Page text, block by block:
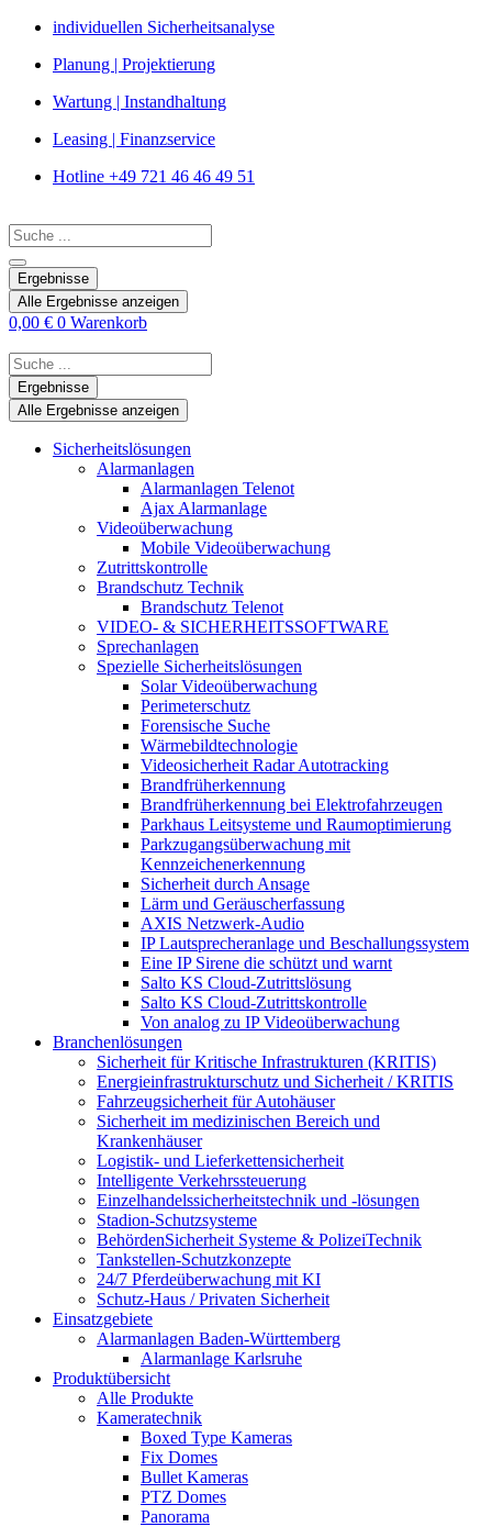
Zum
springen
individuellen Sicherheitsanalyse
Planung | Projektierung
Wartung | Instandhaltung
Leasing | Finanzservice
Hotline +49 721 46 46 49 51
Search
...
Ergebnisse
Alle Ergebnisse anzeigen
0,00 € 0 Warenkorb
Search
...Ergebnisse
Alle Ergebnisse anzeigen
Sicherheitslösungen
Alarmanlagen
Alarmanlagen Telenot
Ajax Alarmanlage
Videoüberwachung
Mobile Videoüberwachung
Zutrittskontrolle
Brandschutz Technik
Brandschutz Telenot
VIDEO- & SICHERHEITSSOFTWARE
Sprechanlagen
Spezielle Sicherheitslösungen
Solar Videoüberwachung
Perimeterschutz
Forensische Suche
Wärmebildtechnologie
Videosicherheit Radar Autotracking​
Brandfrüherkennung
Brandfrüherkennung bei Elektrofahrzeugen
Parkhaus Leitsysteme und Raumoptimierung
Parkzugangsüberwachung mit
Kennzeichenerkennung
Sicherheit durch Ansage
Lärm und Geräuscherfassung
AXIS Netzwerk-Audio
IP Lautsprecheranlage und Beschallungssystem
Eine IP Sirene die schützt und warnt
Salto KS Cloud-Zutrittslösung
Salto KS Cloud-Zutrittskontrolle
Von analog zu IP Videoüberwachung
Branchenlösungen
Sicherheit für Kritische Infrastrukturen (KRITIS)
Energieinfrastrukturschutz und Sicherheit / KRITIS
Fahrzeugsicherheit für Autohäuser
Sicherheit im medizinischen Bereich und
Krankenhäuser
Logistik- und Lieferkettensicherheit
Intelligente Verkehrssteuerung
Einzelhandelssicherheitstechnik und -lösungen
Stadion-Schutzsysteme
BehördenSicherheit Systeme & PolizeiTechnik
Tankstellen-Schutzkonzepte​
24/7 Pferdeüberwachung mit KI
Schutz-Haus / Privaten Sicherheit
Einsatzgebiete
Alarmanlagen Baden-Württemberg
Alarmanlage Karlsruhe
Produktübersicht
Alle Produkte
Kameratechnik
Boxed Type Kameras
Fix Domes
Bullet Kameras
PTZ Domes
Panorama